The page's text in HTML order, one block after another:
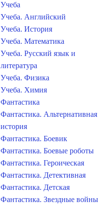
Учеба
Учеба. Английский
Учеба. История
Учеба. Математика
Учеба. Русский язык и
литература
Учеба. Физика
Учеба. Химия
Фантастика
Фантастика. Альтернативная
история
Фантастика. Боевик
Фантастика. Боевые роботы
Фантастика. Героическая
Фантастика. Детективная
Фантастика. Детская
Фантастика. Звездные войны